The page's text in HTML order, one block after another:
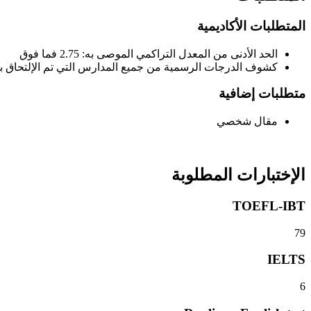
المتطلبات الأكاديمية
الحد الأدنى من المعدل التراكمي الموصى به: 2.75 فما فوق
كشوف الدرجات الرسمية من جميع المدارس التي تم الإلتحاق
متطلبات إضافية
مقال شخصي
الإختبارات المطلوبة
TOEFL-IBT
79
IELTS
6